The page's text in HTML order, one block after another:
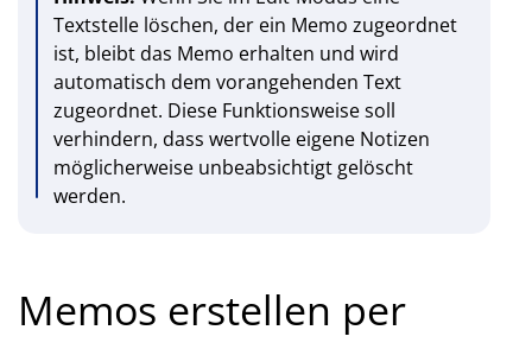
Textstelle löschen, der ein Memo zugeordnet
ist, bleibt das Memo erhalten und wird
automatisch dem vorangehenden Text
zugeordnet. Diese Funktionsweise soll
verhindern, dass wertvolle eigene Notizen
möglicherweise unbeabsichtigt gelöscht
werden.
Memos erstellen per